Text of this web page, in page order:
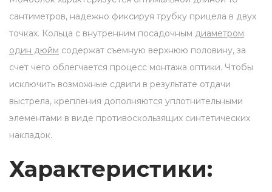
1
(
Л
а
с
т
о
и
сантиметров, надежно фиксируя трубку прицела в двух
точках. Кольца с внутренним посадочным диаметром
один дюйм содержат съемную верхнюю половину, за
счет чего облегчается процесс монтажа оптики. Чтобы
исключить возможные сдвиги в результате отдачи
выстрела, крепления дополняются уплотнительными
элементами в виде противоскользящих синтетических
накладок.
Характеристики: